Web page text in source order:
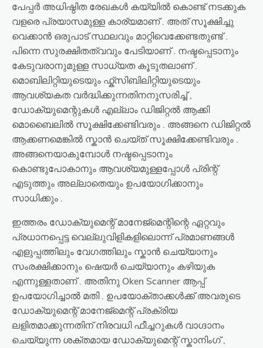
പേപ്പർ അധിഷ്ഠിത രേഖകൾ കയ്യിൽ കൊണ്ട് നടക്കുക
വളരെ പ്രയാസമുള്ള കാര്യമാണ് . അത് സൂക്ഷിച്ചു
വെക്കാൻ ഒരുപാട് സ്ഥലവും മാറ്റിവെക്കേണ്ടതുണ്ട് .
പിന്നെ സുരക്ഷിതത്വവും പേടിയാണ് . നഷ്ടപ്പെടാനും
കേടുവരാനുമുള്ള സാധ്യത കൂടുതലാണ് .
മൊബിലിറ്റിയുടെയും ഫ്ക്സിബിലിറ്റിയുടെയും
ആവശ്യകത വർദ്ധിക്കുന്നതിനനുസരിച്ച് ,
ഡോക്യുമെന്റുകൾ എല്ലാം ഡിജിറ്റൽ ആക്കി
മൊബൈലിൽ സൂക്ഷിക്കേണ്ടിവരും . അങ്ങനെ ഡിജിറ്റൽ
ആക്കണമെങ്കിൽ സ്കാൻ ചെയ്ത് സൂക്ഷിക്കേണ്ടിവരും .
അങ്ങനെയാകുമ്പോൾ നഷ്ടപ്പെടാനും
കൊണ്ടുപോകാനും ആവശ്യമുള്ളപ്പോൾ പ്രിന്റ്
എടുത്തും അല്ലാതെയും ഉപയോഗിക്കാനും
സാധിക്കും .
ഇത്തരം ഡോക്യുമെന്റ് മാനേജ്മെന്റിന്റെ ഏറ്റവും
പ്രധാനപ്പെട്ട വെല്ലുവിളികളിലൊന്ന് പ്രമാണങ്ങൾ
എളുപ്പത്തിലും വേഗത്തിലും സ്കാൻ ചെയ്യാനും
സംരക്ഷിക്കാനും ഷെയർ ചെയ്യാനും കഴിയുക
എന്നുള്ളതാണ് . അതിനു Oken Scanner ആപ്പ്
ഉപയോഗിച്ചാൽ മതി . ഉപയോക്താക്കൾക്ക് അവരുടെ
ഡോക്യുമെന്റ് മാനേജ്മെന്റ് പ്രക്രിയ
ലളിതമാക്കുന്നതിന് നിരവധി ഫീച്ചറുകൾ വാഗ്ദാനം
ചെയ്യുന്ന ശക്തമായ ഡോക്യുമെന്റ് സ്കാനിംഗ് ,